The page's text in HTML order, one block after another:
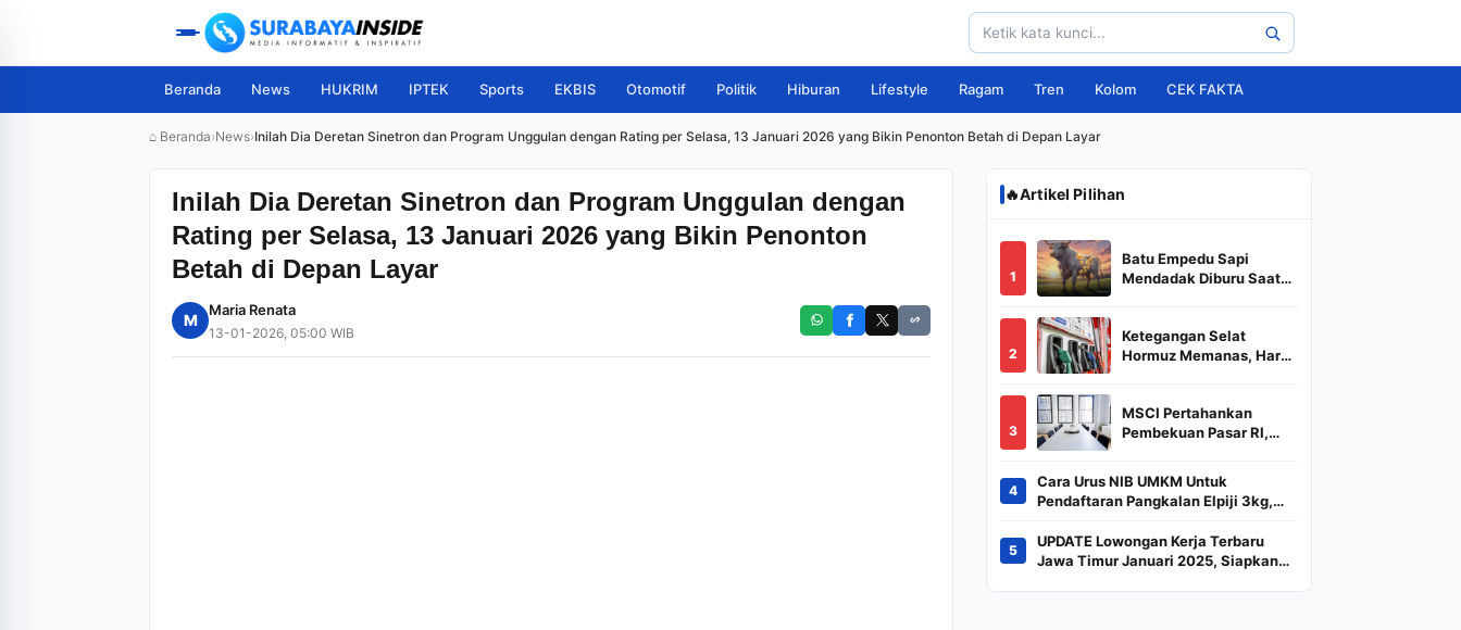
Beranda News HUKRIM IPTEK Sports EKBIS Otomotif Politik Hiburan Lifestyle Ragam Tren Kolom CEK FAKTA
⌂ Beranda›News›Inilah Dia Deretan Sinetron dan Program Unggulan dengan Rating per Selasa, 13 Januari 2026 yang Bikin Penonton Betah di Depan Layar
Inilah Dia Deretan Sinetron dan Program Unggulan dengan
Rating per Selasa, 13 Januari 2026 yang Bikin Penonton
Betah di Depan Layar
M
Maria Renata
13-01-2026, 05:00 WIB
🔥Artikel Pilihan
1
Batu Empedu Sapi
Mendadak Diburu Saat
Puluhan Juta
2
Ketegangan Selat
Hormuz Memanas, Harga
3
MSCI Pertahankan
Pembekuan Pasar RI,
Indeks
4
Cara Urus NIB UMKM Untuk
Pendaftaran Pangkalan Elpiji 3kg,
Kilogram
5
UPDATE Lowongan Kerja Terbaru
Jawa Timur Januari 2025, Siapkan